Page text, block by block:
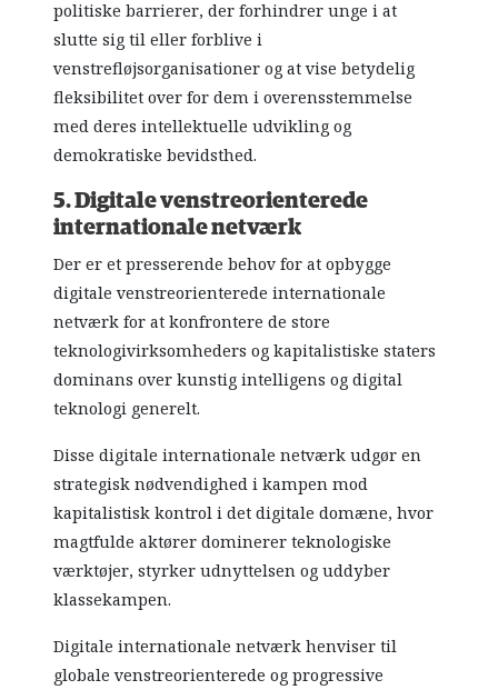
politiske barrierer, der forhindrer unge i at
slutte sig til eller forblive i
venstrefløjsorganisationer og at vise betydelig
fleksibilitet over for dem i overensstemmelse
med deres intellektuelle udvikling og
demokratiske bevidsthed.
5. Digitale venstreorienterede
internationale netværk
Der er et presserende behov for at opbygge
digitale venstreorienterede internationale
netværk for at konfrontere de store
teknologivirksomheders og kapitalistiske staters
dominans over kunstig intelligens og digital
teknologi generelt.
Disse digitale internationale netværk udgør en
strategisk nødvendighed i kampen mod
kapitalistisk kontrol i det digitale domæne, hvor
magtfulde aktører dominerer teknologiske
værktøjer, styrker udnyttelsen og uddyber
klassekampen.
Digitale internationale netværk henviser til
globale venstreorienterede og progressive